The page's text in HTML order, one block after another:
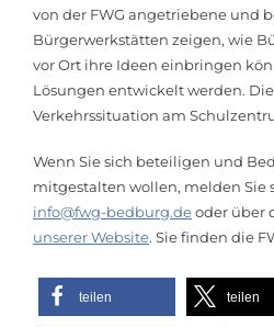
von der FWG angetriebene und
Bürgerwerkstätten zeigen, wie
vor Ort ihre Ideen einbringen
Lösungen entwickelt werden.
Verkehrssituation am
Wenn Sie sich beteiligen und
mitgestalten wollen, melden Sie
info@fwg-bedburg.deoder über
unserer Website. Sie finden die
teilen teilen